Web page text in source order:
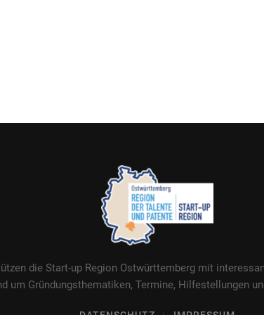
die Start-up Region Ostwürttemberg mit
um Gründungsthematiken, Termine, Hilfestellungen